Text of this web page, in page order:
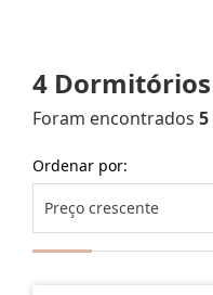
4 Dormitórios
Foram encontrados 5
Ordenar por:
Preço crescente